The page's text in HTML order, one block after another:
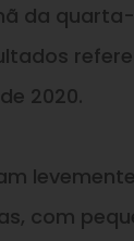
da
2020.
com